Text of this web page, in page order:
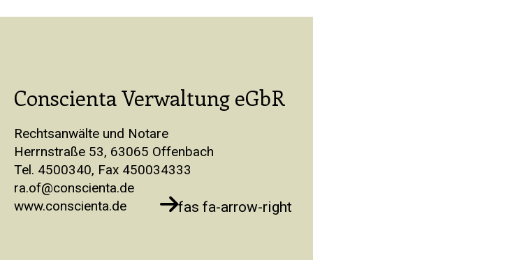
Conscienta Verwaltung eGbR
Rechtsanwälte und Notare
Herrnstraße 53, 63065 Offenbach
Tel. 4500340, Fax 450034333
ra.of@conscienta.de
www.conscienta.de
fas fa-arrow-right